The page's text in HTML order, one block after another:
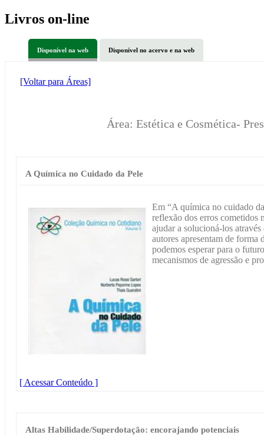
Livros on-line
Disponível na web Disponível no acervo e na web
[Voltar para Áreas]
Área: Estética e Cosmética-
A Química no Cuidado da Pele
Em “A química no cuidado
reflexão dos erros cometidos
ajudar a solucioná-los
autores apresentam de forma
podemos esperar para o
mecanismos de agressão e
[ Acessar Conteúdo ]
Altas Habilidade/Superdotação: encorajando potenciais